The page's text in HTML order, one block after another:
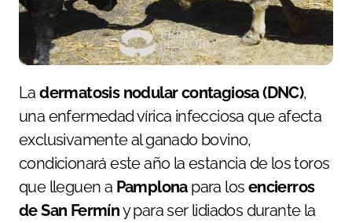
Ladermatosis nodular contagiosa (DNC),
una enfermedad vírica infecciosa que afecta
exclusivamente al ganado bovino,
condicionará este año la estancia de los toros
que lleguen a Pamplonapara los encierros
de San Fermíny para ser lidiados durante la